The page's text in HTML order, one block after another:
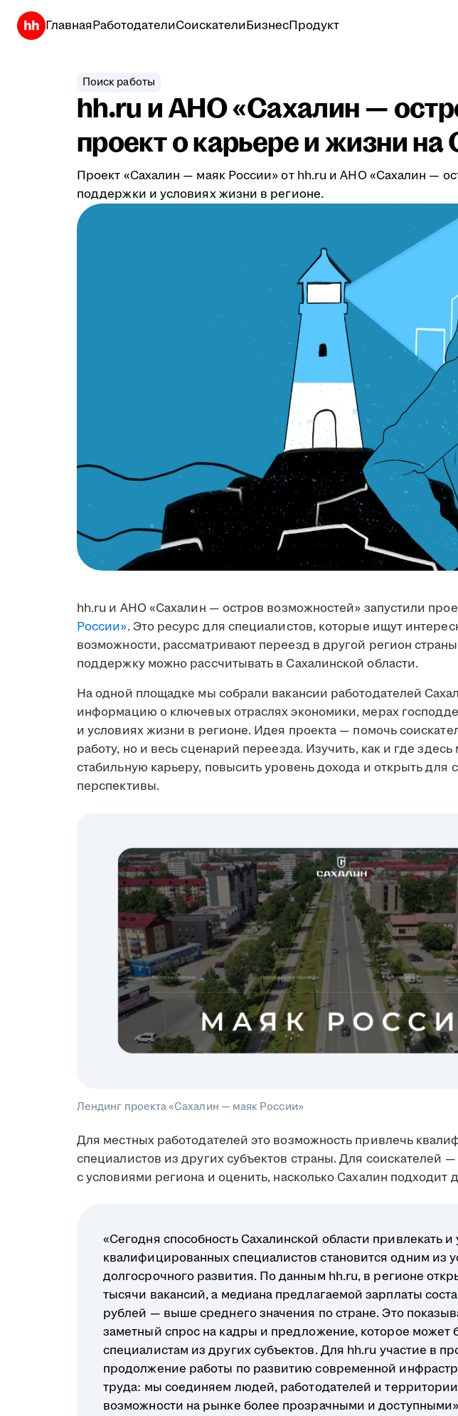
ГлавнаяРаботодателиСоискателиБизнесПродукт
Поиск работы
hh.ru и АНО «Сахалин —
проект о карьере и жизни на
Проект «Сахалин — маяк России» от hh.ru и АНО «Сахалин —
поддержки и условиях жизни в регионе.
hh.ru и АНО «Сахалин — остров возможностей» запустили
России». Это ресурс для специалистов, которые ищут
возможности, рассматривают переезд в другой регион страны
поддержку можно рассчитывать в Сахалинской области.
На одной площадке мы собрали вакансии работодателей
информацию о ключевых отраслях экономики, мерах
и условиях жизни в регионе. Идея проекта — помочь
работу, но и весь сценарий переезда. Изучить, как и где
стабильную карьеру, повысить уровень дохода и открыть
перспективы.
Лендинг проекта «Сахалин — маяк России»
Для местных работодателей это возможность привлечь
специалистов из других субъектов страны. Для соискателей
с условиями региона и оценить, насколько Сахалин подходит
«Сегодня способность Сахалинской области привлекать
квалифицированных специалистов становится одним из
долгосрочного развития. По данным hh.ru, в регионе
тысячи вакансий, а медиана предлагаемой зарплаты
рублей — выше среднего значения по стране. Это
заметный спрос на кадры и предложение, которое может
специалистам из других субъектов. Для hh.ru участие в
продолжение работы по развитию современной
труда: мы соединяем людей, работодателей и
возможности на рынке более прозрачными и